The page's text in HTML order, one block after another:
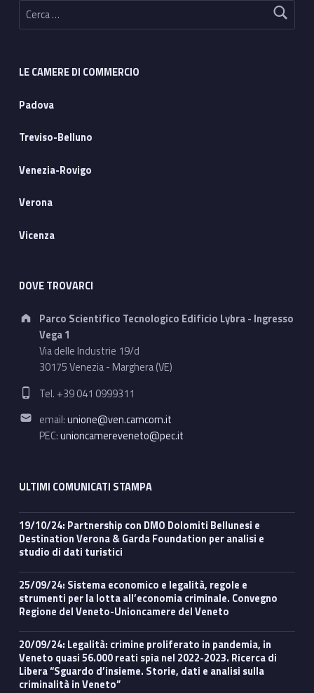
LE CAMERE DI COMMERCIO
Padova
Treviso-Belluno
Venezia-Rovigo
Verona
Vicenza
DOVE TROVARCI
Address:
Parco Scientifico Tecnologico Edificio Lybra - Ingresso
Vega 1
Via delle Industrie 19/d
30175 Venezia - Marghera (VE)
Phone number:
Tel. +39 041 0999311
Email address:
email:unione@ven.camcom.it
PEC:unioncamereveneto@pec.it
ULTIMI COMUNICATI STAMPA
19/10/24: Partnership con DMO Dolomiti Bellunesi e
Destination Verona & Garda Foundation per analisi e
studio di dati turistici
25/09/24: Sistema economico e legalità, regole e
strumenti per la lotta all’economia criminale. Convegno
Regione del Veneto-Unioncamere del Veneto
20/09/24: Legalità: crimine proliferato in pandemia, in
Veneto quasi 56.000 reati spia nel 2022-2023. Ricerca di
Libera “Sguardo d’insieme. Storie, dati e analisi sulla
criminalità in Veneto”